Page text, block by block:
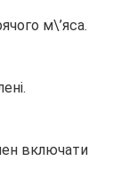
м\’яса.
включати